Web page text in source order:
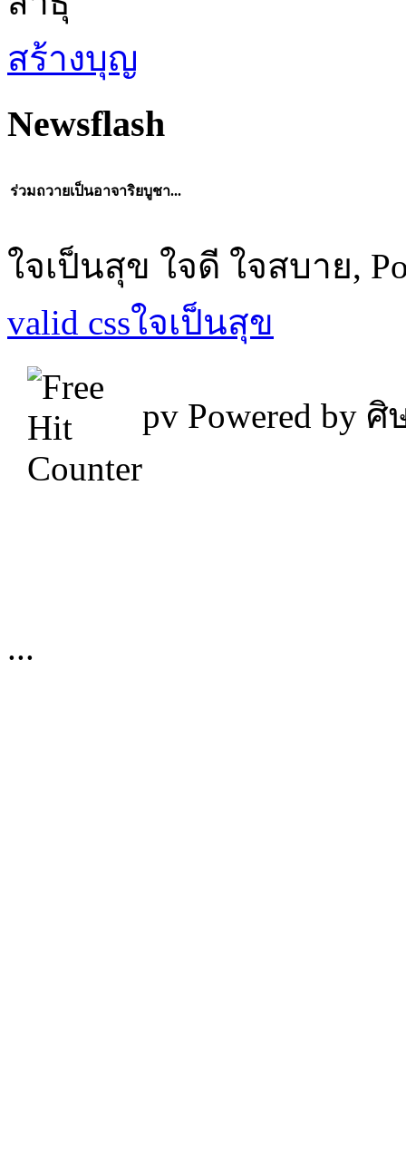
สร้างบุญ
Newsflash
ร่วมถวายเป็นอาจาริยบูชา...
ใจเป็นสุข ใจดี ใจสบาย,
valid cssใจเป็นสุข
pv Powered by ศิ
...